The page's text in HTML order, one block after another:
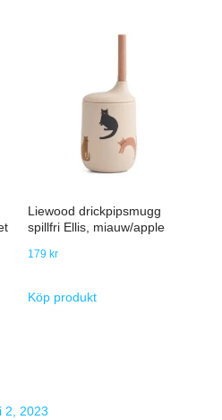
Liewood drickpipsmugg
spillfri Ellis, miauw/apple
179 kr
Köp produkt
2, 2023